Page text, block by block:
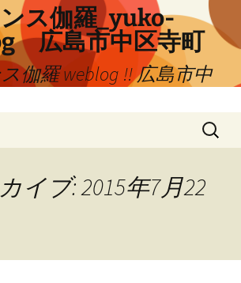
ス伽羅_yuko-
広島市中区寺町
伽羅 weblog !! 広島市中
検
索:
イブ: 2015年7月22